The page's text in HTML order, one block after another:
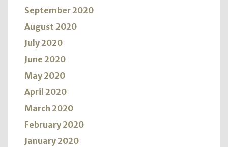
September 2020
August 2020
July 2020
June 2020
May 2020
April 2020
March 2020
February 2020
January 2020